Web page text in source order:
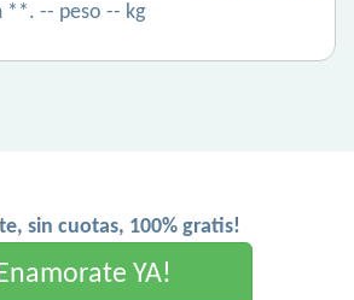
-- peso -- kg
sin cuotas, 100% gratis!
YA!